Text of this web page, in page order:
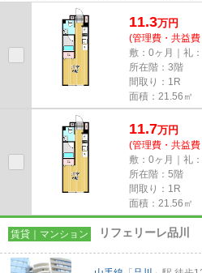
銀座1階 ●TEL：03-3783-1218...
11.3万円
(管理費・共益
敷：0ヶ月｜礼
所在階：3階
間取り：1R
面積：21.56㎡
11.7万円
(管理費・共益
敷：0ヶ月｜礼
所在階：5階
間取り：1R
面積：21.56㎡
賃貸｜マンション リフェリーレ品川